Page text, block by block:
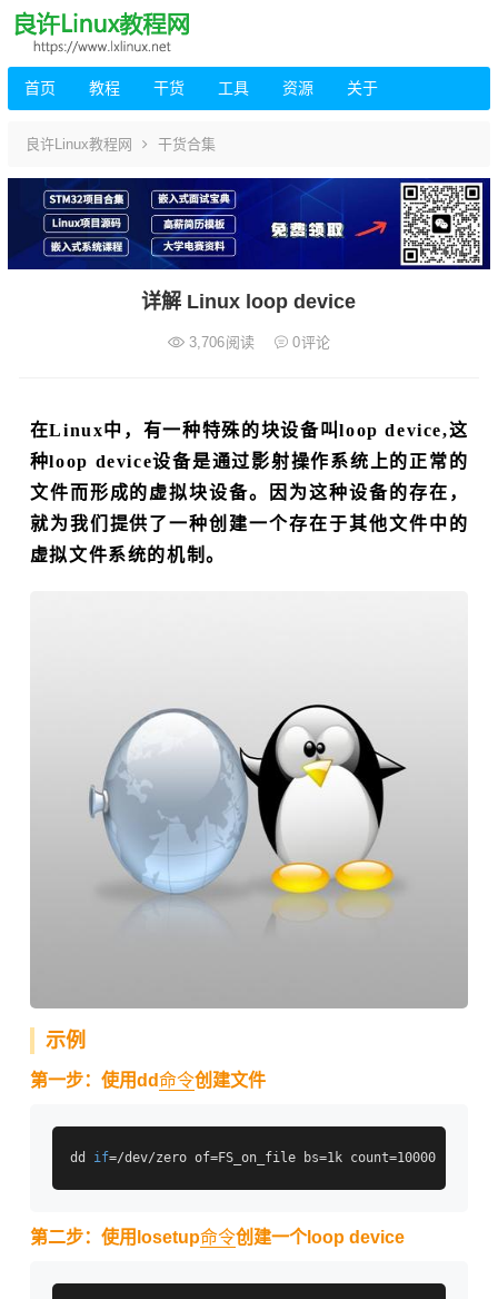
首页 教程 干货 工具 资源 关于
良许Linux教程网 干货合集
详解 Linux loop device
3,706阅读 0评论
在Linux中，有一种特殊的块设备叫loop device,这
种loop device设备是通过影射操作系统上的正常的
文件而形成的虚拟块设备。因为这种设备的存在，
就为我们提供了一种创建一个存在于其他文件中的
虚拟文件系统的机制。
示例
第一步：使用dd命令创建文件
dd if =/dev/zero of=FS_on_file bs=1k count=10000
第二步：使用losetup命令创建一个loop device